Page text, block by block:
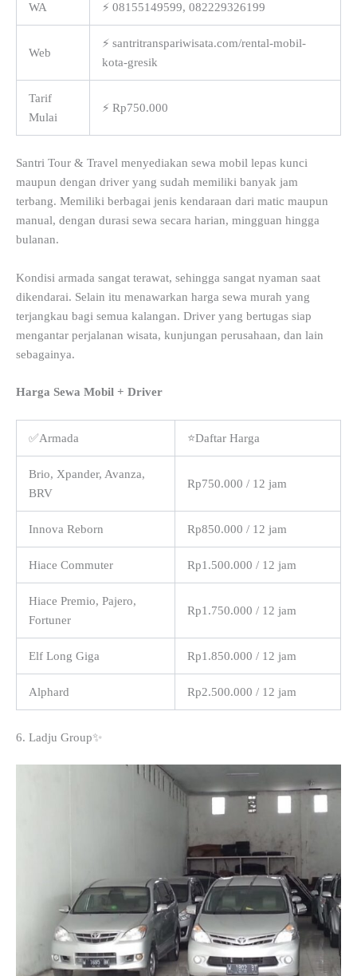
WA ⚡ 08155149599, 082229326199
Web
⚡ santritranspariwisata.com/rental-mobil-
kota-gresik
Tarif
Mulai
⚡ Rp750.000
Santri Tour & Travel menyediakan sewa mobil lepas kunci
maupun dengan driver yang sudah memiliki banyak jam
terbang. Memiliki berbagai jenis kendaraan dari matic maupun
manual, dengan durasi sewa secara harian, mingguan hingga
bulanan.
Kondisi armada sangat terawat, sehingga sangat nyaman saat
dikendarai. Selain itu menawarkan harga sewa murah yang
terjangkau bagi semua kalangan. Driver yang bertugas siap
mengantar perjalanan wisata, kunjungan perusahaan, dan lain
sebagainya.
Harga Sewa Mobil + Driver
✅Armada ⭐Daftar Harga
Brio, Xpander, Avanza,
BRV
Rp750.000 / 12 jam
Innova Reborn Rp850.000 / 12 jam
Hiace Commuter Rp1.500.000 / 12 jam
Hiace Premio, Pajero,
Fortuner
Rp1.750.000 / 12 jam
Elf Long Giga Rp1.850.000 / 12 jam
Alphard Rp2.500.000 / 12 jam
6. Ladju Group✨